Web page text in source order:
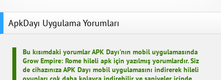
ApkDayı Uygulama Yorumları
Bu kısımdaki yorumlar APK Dayı'nın mobil uygulamasında
Grow Empire: Rome hileli apk için yazılmış yorumlardır. Siz
de cihazınıza APK Dayı mobil uygulamasını indirerek hileli